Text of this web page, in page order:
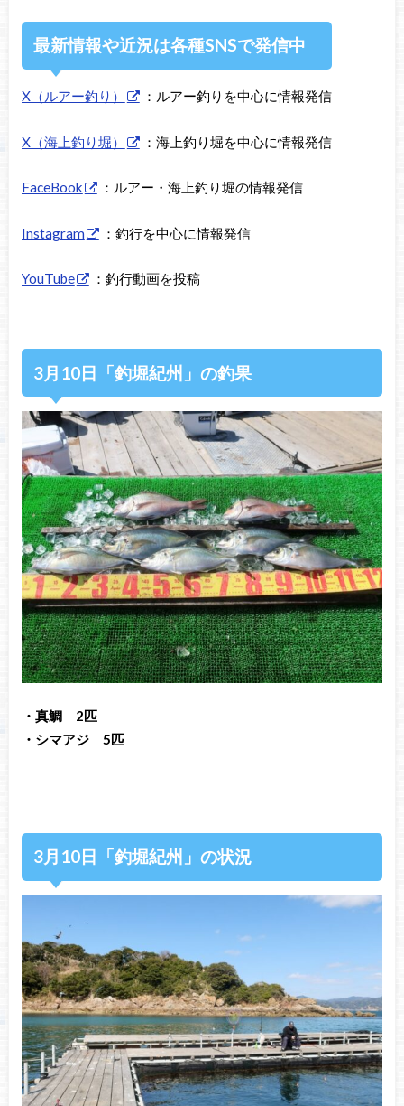
最新情報や近況は各種SNSで発信中
X（ルアー釣り） ：ルアー釣りを中心に情報発信
X（海上釣り堀） ：海上釣り堀を中心に情報発信
FaceBook ：ルアー・海上釣り堀の情報発信
Instagram ：釣行を中心に情報発信
YouTube ：釣行動画を投稿
3月10日「釣堀紀州」の釣果
・真鯛 2匹
・シマアジ 5匹
3月10日「釣堀紀州」の状況